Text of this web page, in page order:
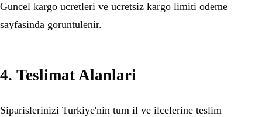
Guncel kargo ucretleri ve ucretsiz kargo limiti odeme
sayfasinda goruntulenir.
4. Teslimat Alanlari
Siparislerinizi Turkiye'nin tum il ve ilcelerine teslim